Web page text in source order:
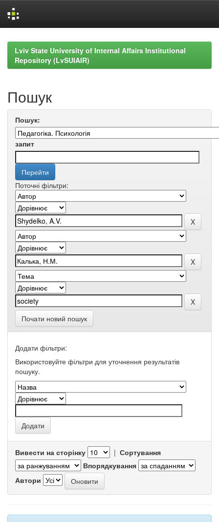
navigationLviv State University of Internal Affairs Institutional
Repository (LvSUIAIR)
Пошук
Пошук:
запит
Поточні фільтри:
Почати новий пошук
Додати фільтри:
Використовуйте фільтри для уточнення результатів
пошуку.
Вивести на сторінку | Сортування
Впорядкування
Автори